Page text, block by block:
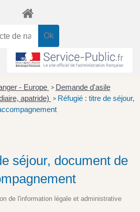
- Europe > Demande d'asile
apatride) > Réfugié : titre de séjour,
séjour, document de
de l'information légale et administrative